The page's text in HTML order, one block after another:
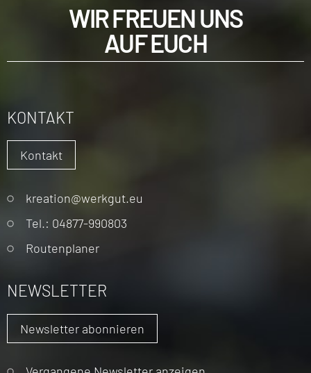
WIR FREUEN UNS
AUF EUCH
KONTAKT
Kontakt
Navigation
überspringen
kreation@werkgut.eu
Tel.: 04877-990803
Routenplaner
NEWSLETTER
Newsletter abonnieren